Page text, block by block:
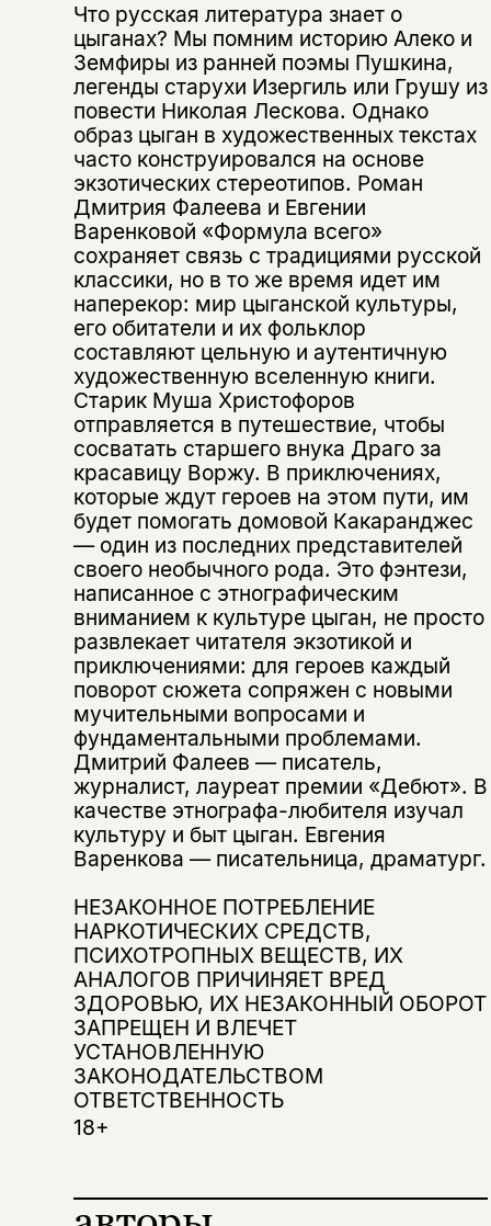
Что русская литература знает о
цыганах? Мы помним историю Алеко и
Земфиры из ранней поэмы Пушкина,
легенды старухи Изергиль или Грушу из
повести Николая Лескова. Однако
образ цыган в художественных текстах
часто конструировался на основе
экзотических стереотипов. Роман
Дмитрия Фалеева и Евгении
Варенковой «Формула всего»
сохраняет связь с традициями русской
классики, но в то же время идет им
наперекор: мир цыганской культуры,
его обитатели и их фольклор
составляют цельную и аутентичную
художественную вселенную книги.
Старик Муша Христофоров
отправляется в путешествие, чтобы
сосватать старшего внука Драго за
красавицу Воржу. В приключениях,
которые ждут героев на этом пути, им
будет помогать домовой Какаранджес
— один из последних представителей
своего необычного рода. Это фэнтези,
написанное с этнографическим
вниманием к культуре цыган, не просто
развлекает читателя экзотикой и
приключениями: для героев каждый
поворот сюжета сопряжен с новыми
мучительными вопросами и
фундаментальными проблемами.
Дмитрий Фалеев — писатель,
журналист, лауреат премии «Дебют». В
качестве этнографа-любителя изучал
культуру и быт цыган. Евгения
Варенкова — писательница, драматург.
НЕЗАКОННОЕ ПОТРЕБЛЕНИЕ
НАРКОТИЧЕСКИХ СРЕДСТВ,
ПСИХОТРОПНЫХ ВЕЩЕСТВ, ИХ
АНАЛОГОВ ПРИЧИНЯЕТ ВРЕД
ЗДОРОВЬЮ, ИХ НЕЗАКОННЫЙ ОБОРОТ
ЗАПРЕЩЕН И ВЛЕЧЕТ
УСТАНОВЛЕННУЮ
ЗАКОНОДАТЕЛЬСТВОМ
ОТВЕТСТВЕННОСТЬ
18+
Подписка на рассылку
Раз в неделю мы отправляем рассылку
о книгах и событиях «НЛО».
За подписку дарим промокод на
скидку 15%
Этой книги временно
нет в продаже.
Вы можете подписаться на
уведомления, и при поступлении книги
на склад получить письмо на указанный
электронный адрес.
Эта книга
не предназначена для
несовершеннолетних